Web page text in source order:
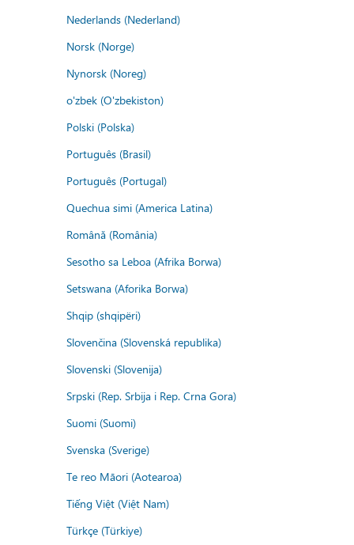
Nederlands (Nederland)
Norsk (Norge)
Nynorsk (Noreg)
o'zbek (O'zbekiston)
Polski (Polska)
Português (Brasil)
Português (Portugal)
Quechua simi (America Latina)
Română (România)
Sesotho sa Leboa (Afrika Borwa)
Setswana (Aforika Borwa)
Shqip (shqipëri)
Slovenčina (Slovenská republika)
Slovenski (Slovenija)
Srpski (Rep. Srbija i Rep. Crna Gora)
Suomi (Suomi)
Svenska (Sverige)
Te reo Māori (Aotearoa)
Tiếng Việt (Việt Nam)
Türkçe (Türkiye)